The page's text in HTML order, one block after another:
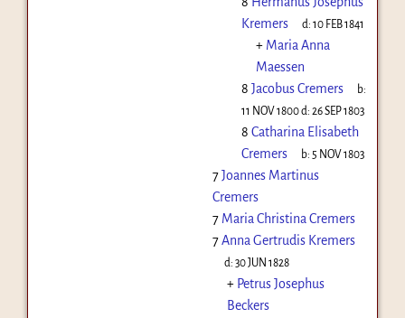
Kremers
d:10 FEB 1841
+ Maria Anna
Maessen
8 Jacobus Cremers
b:
11 NOV 1800d: 26 SEP 1803
8 Catharina Elisabeth
Cremers
b: 5 NOV 1803
7Joannes Martinus
Cremers
7 Maria Christina Cremers
7Anna Gertrudis Kremers
d:30 JUN 1828
+ Petrus Josephus
Beckers